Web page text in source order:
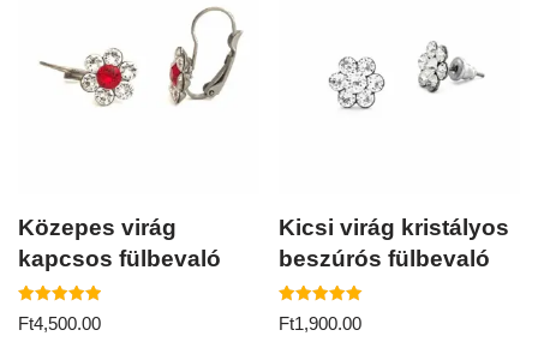
Közepes virág
kapcsos fülbevaló
Értékelés:
5.00
Ft4,500.00
Kicsi virág kristályos
beszúrós fülbevaló
Értékelés:
5.00
Ft1,900.00